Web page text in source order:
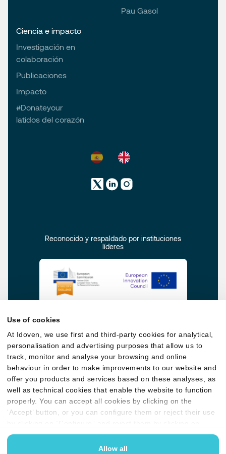
Use of cookies
At Idoven, we use first and third-party cookies for analytical,
personalisation and advertising purposes that allow us to
track, monitor and analyse your browsing and online
behaviour in order to make improvements to our website and
offer you products and services based on these analyses, as
well as technical cookies that enable the website to function
properly. You can accept all cookies by clicking on the
‘Accept’ button, or you can configure them or reject their use
‘Reject’. You may find more information in ourCookies
Allow all
Reconocido y respaldado por instituciones
líderes
Pau Gasol
Ciencia e impacto
Investigación en
colaboración
Publicaciones
Impacto
#Donateyour
latidos del corazón
Política de privacidad
Política de calidad,
seguridad y AI
Política de cookies
Condiciones legales
Guías del usuario
Política antisoborno
Conformidad con GDPR y